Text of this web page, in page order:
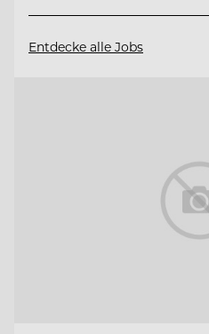
Entdecke alle Jobs